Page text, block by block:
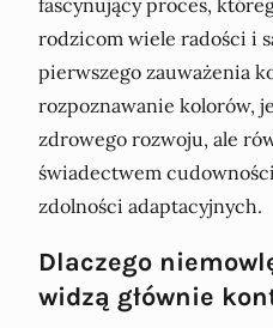
fascynujący proces,
rodzicom wiele radości i
pierwszego zauważenia
rozpoznawanie kolorów,
zdrowego rozwoju, ale
świadectwem
zdolności adaptacyjnych.
Dlaczego
widzą głównie